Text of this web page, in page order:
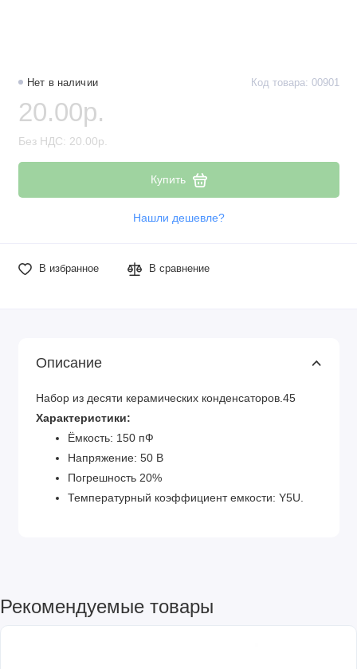
Резисторы
Реле
Стабилизаторы питания
Транзисторы
Нет в наличии Код товара: 00901
20.00р.
Без НДС: 20.00р.
Купить
Нашли дешевле?
В избранное В сравнение
Описание
Набор из десяти керамических конденсаторов.45
Характеристики:
Ёмкость: 150 пФ
Напряжение: 50 В
Погрешность 20%
Температурный коэффициент емкости: Y5U.
Рекомендуемые товары